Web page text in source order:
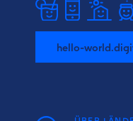
hello-